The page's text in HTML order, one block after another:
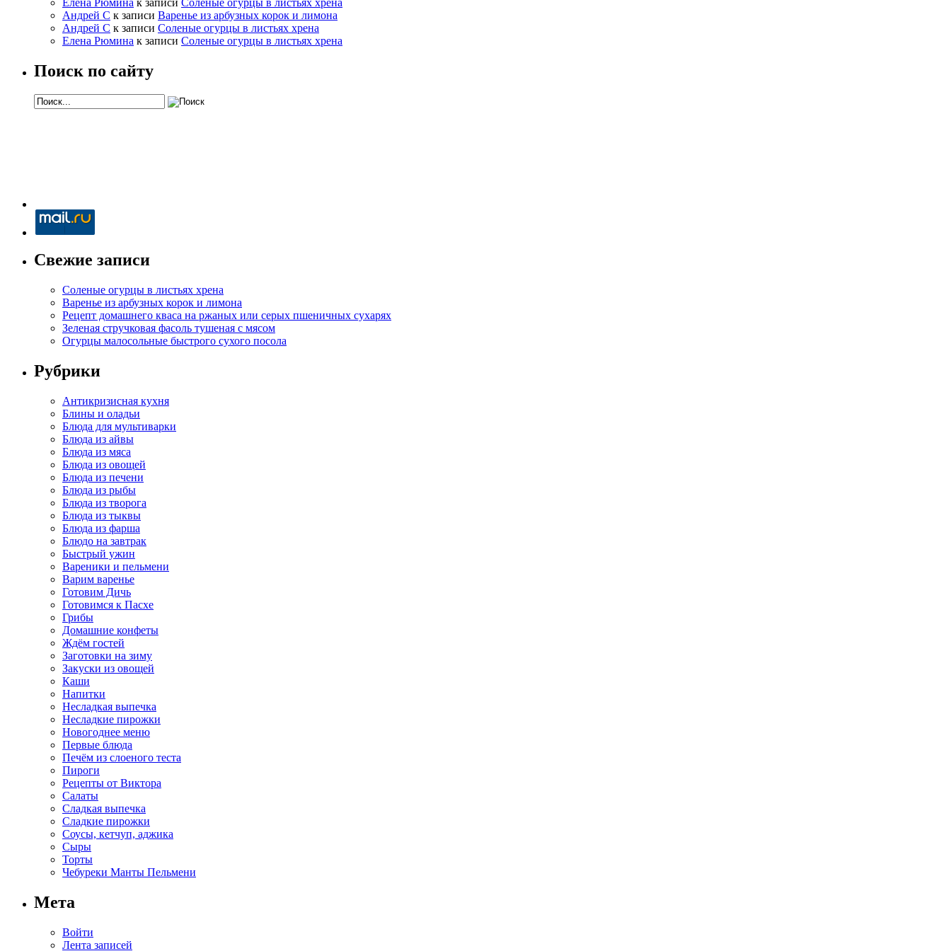
Андрей С к записи Варенье из арбузных корок и лимона
Андрей С к записи Соленые огурцы в листьях хрена
Елена Рюмина к записи Соленые огурцы в листьях хрена
Поиск по сайту
Свежие записи
Соленые огурцы в листьях хрена
Варенье из арбузных корок и лимона
Рецепт домашнего кваса на ржаных или серых пшеничных сухарях
Зеленая стручковая фасоль тушеная с мясом
Огурцы малосольные быстрого сухого посола
Рубрики
Антикризисная кухня
Блины и оладьи
Блюда для мультиварки
Блюда из айвы
Блюда из мяса
Блюда из овощей
Блюда из печени
Блюда из рыбы
Блюда из творога
Блюда из тыквы
Блюда из фарша
Блюдо на завтрак
Быстрый ужин
Вареники и пельмени
Варим варенье
Готовим Дичь
Готовимся к Пасхе
Грибы
Домашние конфеты
Ждём гостей
Заготовки на зиму
Закуски из овощей
Каши
Напитки
Несладкая выпечка
Несладкие пирожки
Новогоднее меню
Первые блюда
Печём из слоеного теста
Пироги
Рецепты от Виктора
Салаты
Сладкая выпечка
Сладкие пирожки
Соусы, кетчуп, аджика
Сыры
Торты
Чебуреки Манты Пельмени
Мета
Войти
Лента записей